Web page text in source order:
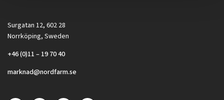
Surgatan 12, 602 28
Norrköping, Sweden
+46 (0)11 – 19 70 40
marknad@nordfarm.se